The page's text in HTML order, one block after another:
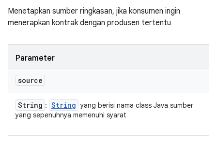
Menetapkan sumber ringkasan, jika konsumen ingin
menerapkan kontrak dengan produsen tertentu
Parameter
source
String : String yang berisi nama class Java sumber
yang sepenuhnya memenuhi syarat